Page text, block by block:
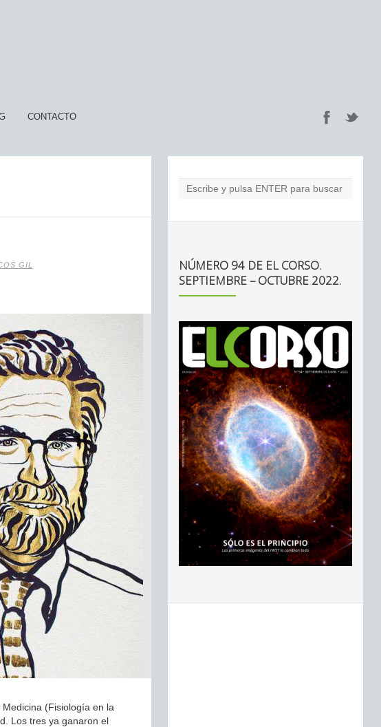
CONTACTO
GIL
(Fisiología en la
Los tres ya ganaron el
NÚMERO 94 DE EL CORSO.
SEPTIEMBRE – OCTUBRE 2022.